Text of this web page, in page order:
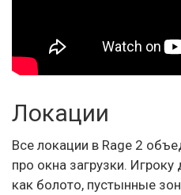
Локации
Все локации в Rage 2
про окна загрузки.
как болото, пустынные